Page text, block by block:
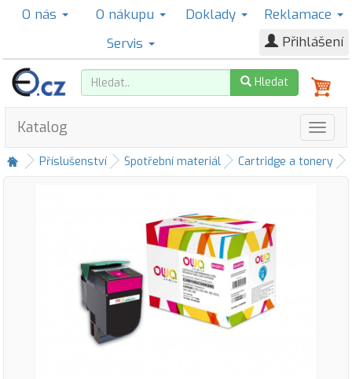
O nás O nákupu Doklady
Reklamace
Servis
Přihlášení
Hledat
Katalog
Příslušenství Spotřební materiál Cartridge a tonery